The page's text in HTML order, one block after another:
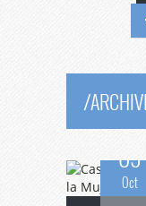
/
09
Oct